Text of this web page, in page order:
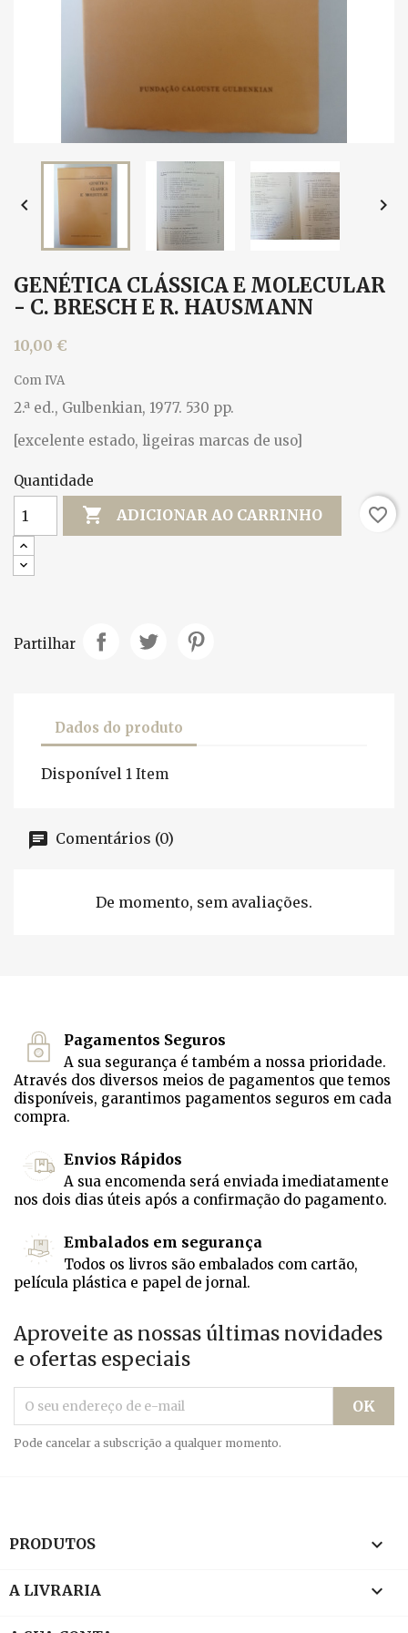
 
GENÉTICA CLÁSSICA E MOLECULAR
- C. BRESCH E R. HAUSMANN
10,00 €
Com IVA
2.ª ed., Gulbenkian, 1977. 530 pp.
[excelente estado, ligeiras marcas de uso]
Quantidade
 ADICIONAR AO CARRINHO favorite_border
Partilhar
Dados do produto
Disponível 1 Item
Comentários (0)
De momento, sem avaliações.
Pagamentos Seguros
A sua segurança é também a nossa prioridade.
Através dos diversos meios de pagamentos que temos
disponíveis, garantimos pagamentos seguros em cada
compra.
Envios Rápidos
A sua encomenda será enviada imediatamente
nos dois dias úteis após a confirmação do pagamento.
Embalados em segurança
Todos os livros são embalados com cartão,
película plástica e papel de jornal.
Aproveite as nossas últimas novidades
e ofertas especiais
Pode cancelar a subscrição a qualquer momento.
PRODUTOS 
A LIVRARIA 